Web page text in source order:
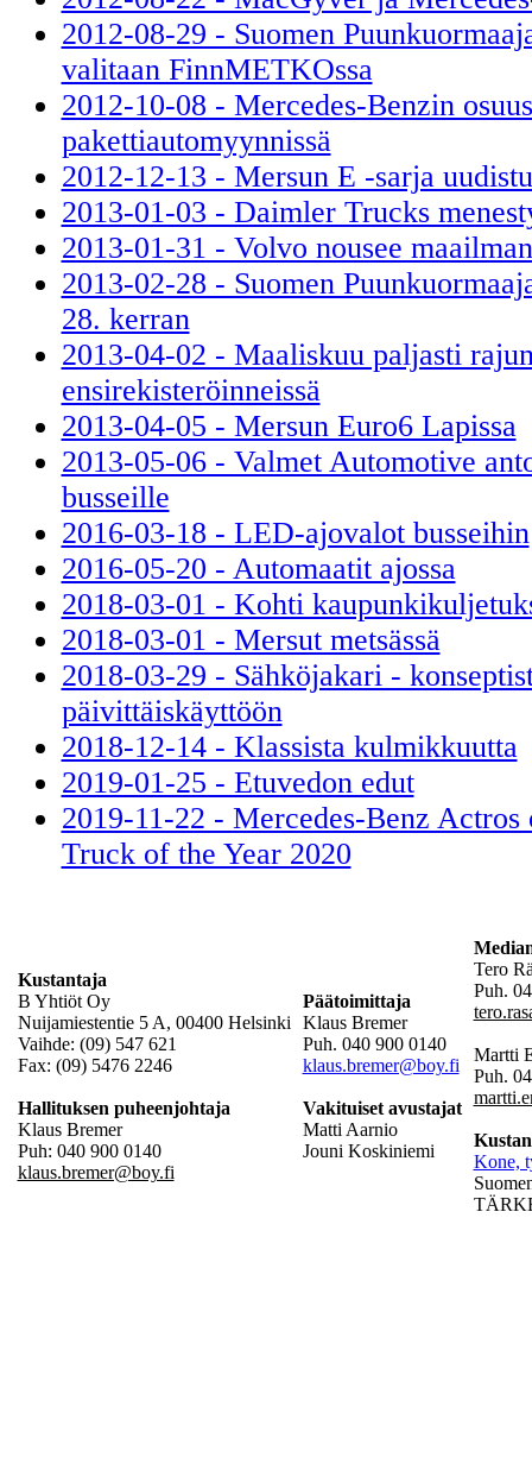
2012-08-29 - Suomen
valitaan FinnMETKOssa
2012-10-08 - Mercedes-Benzin
pakettiautomyynnissä
2012-12-13 - Mersun E -sarja
2013-01-03 - Daimler Trucks
2013-01-31 - Volvo nousee
2013-02-28 - Suomen
28. kerran
2013-04-02 - Maaliskuu paljasti
ensirekisteröinneissä
2013-04-05 - Mersun Euro6 Lapissa
2013-05-06 - Valmet Automotive
busseille
2016-03-18 - LED-ajovalot busseihin
2016-05-20 - Automaatit ajossa
2018-03-01 - Kohti
2018-03-01 - Mersut metsässä
2018-03-29 - Sähköjakari -
päivittäiskäyttöön
2018-12-14 - Klassista kulmikkuutta
2019-01-25 - Etuvedon edut
2019-11-22 - Mercedes-Benz
Truck of the Year 2020
Kustantaja
B Yhtiöt Oy
Nuijamiestentie 5 A, 00400 Helsinki
Vaihde: (09) 547 621
Fax: (09) 5476 2246
Hallituksen puheenjohtaja
Klaus Bremer
Puh: 040 900 0140
klaus.bremer@boy.fi
Päätoimittaja
Klaus Bremer
Puh. 040 900 0140
klaus.bremer@boy.fi
Vakituiset avustajat
Matti Aarnio
Jouni Koskiniemi
Tero
Puh.
Martti
Puh.
Kone,